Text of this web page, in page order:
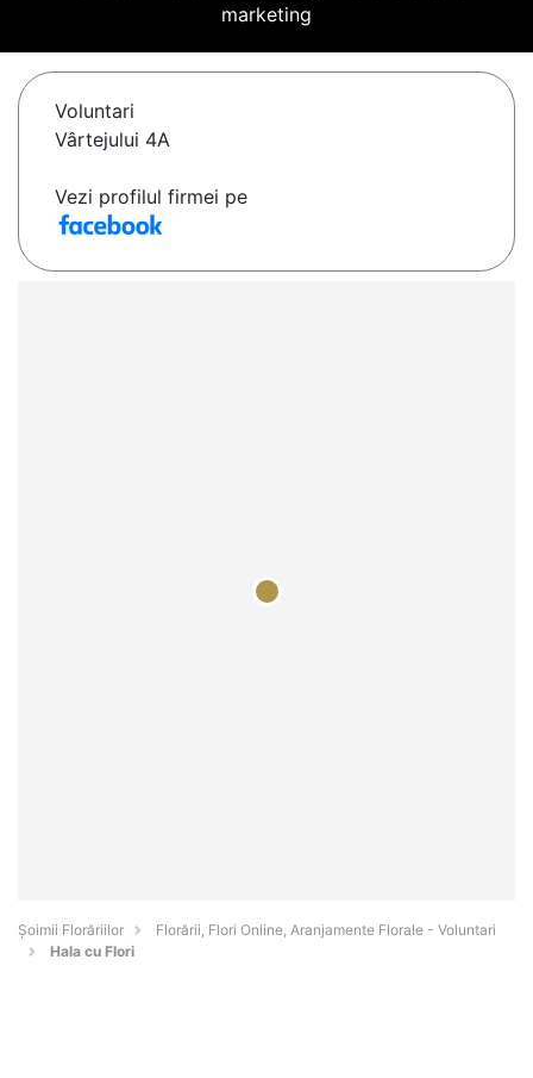
marketing
Voluntari
Vârtejului 4A
Vezi profilul firmei pe
Șoimii Florăriilor
Florării, Flori Online, Aranjamente Florale - Voluntari
Hala cu Flori